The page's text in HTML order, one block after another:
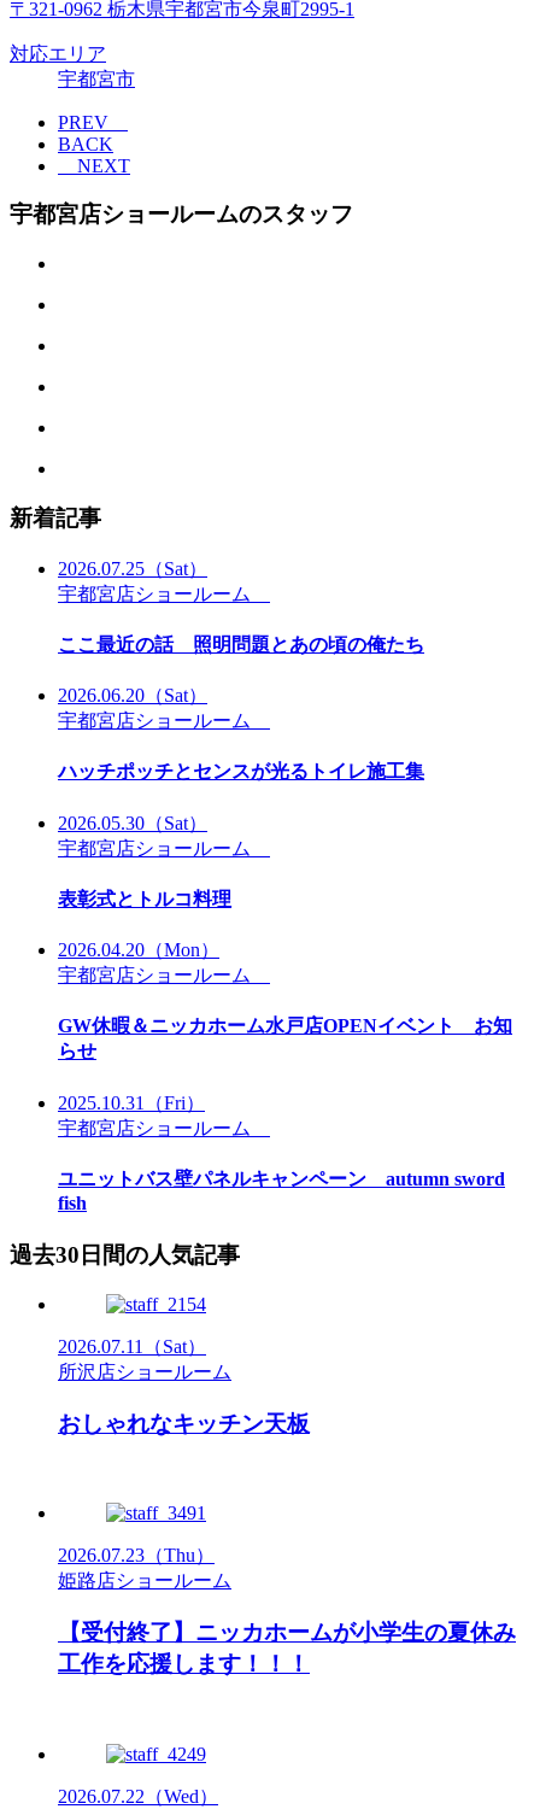
〒321-0962 栃木県宇都宮市今泉町2995-1
対応エリア
宇都宮市
PREV
BACK
NEXT
宇都宮店ショールームのスタッフ
新着記事
2026.07.25 （Sat）
宇都宮店ショールーム
ここ最近の話 照明問題とあの頃の俺たち
2026.06.20 （Sat）
宇都宮店ショールーム
ハッチポッチとセンスが光るトイレ施工集
2026.05.30 （Sat）
宇都宮店ショールーム
表彰式とトルコ料理
2026.04.20 （Mon）
宇都宮店ショールーム
GW休暇＆ニッカホーム水戸店OPENイベント お知
らせ
2025.10.31
（Fri）
宇都宮店ショールーム
ユニットバス壁パネルキャンペーン autumn sword
fish
過去30日間の人気記事
2026.07.11
（Sat）
所沢店ショールーム
おしゃれなキッチン天板
2026.07.23 （Thu）
姫路店ショールーム
【受付終了】ニッカホームが小学生の夏休み
工作を応援します！！！
2026.07.22 （Wed）